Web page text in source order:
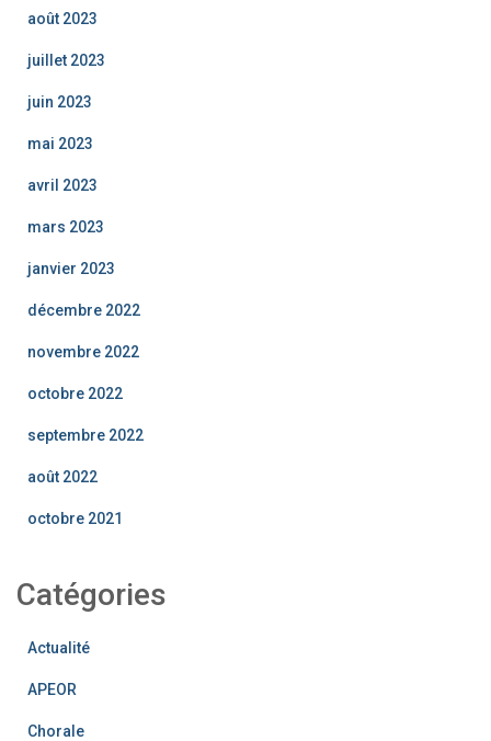
août 2023
juillet 2023
juin 2023
mai 2023
avril 2023
mars 2023
janvier 2023
décembre 2022
novembre 2022
octobre 2022
septembre 2022
août 2022
octobre 2021
Catégories
Actualité
APEOR
Chorale